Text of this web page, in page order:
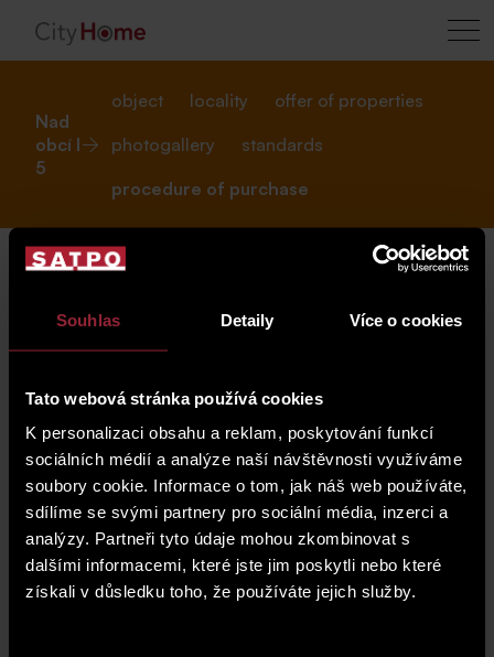
Souhlas Detaily Více o cookies
Tato webová stránka používá cookies
K personalizaci obsahu a reklam, poskytování funkcí
sociálních médií a analýze naší návštěvnosti využíváme
soubory cookie. Informace o tom, jak náš web používáte,
sdílíme se svými partnery pro sociální média, inzerci a
analýzy. Partneři tyto údaje mohou zkombinovat s
dalšími informacemi, které jste jim poskytli nebo které
získali v důsledku toho, že používáte jejich služby.
Nad
obcí I
5
object locality
offer of properties
photogallery
standards
procedure of purchase
procedure of purchase
RESERVATION FEE
CZK 200,000 + legal VAT, due in 5 days from the
date of signing the Reservation Agreement
FIRST INSTALLMENT
10% of the purchase price (minus the reservation
fee) + legal VAT as a first installment due in 5 days